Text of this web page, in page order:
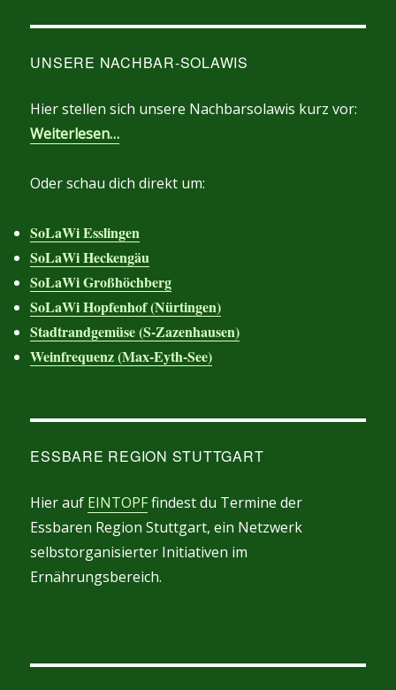
UNSERE NACHBAR-SOLAWIS
Hier stellen sich unsere Nachbarsolawis kurz vor:
Weiterlesen…
Oder schau dich direkt um:
SoLaWi Esslingen
SoLaWi Heckengäu
SoLaWi Großhöchberg
SoLaWi Hopfenhof (Nürtingen)
Stadtrandgemüse (S-Zazenhausen)
Weinfrequenz (Max-Eyth-See)
ESSBARE REGION STUTTGART
Hier auf EINTOPFfindest du Termine der
Essbaren Region Stuttgart, ein Netzwerk
selbstorganisierter Initiativen im
Ernährungsbereich.